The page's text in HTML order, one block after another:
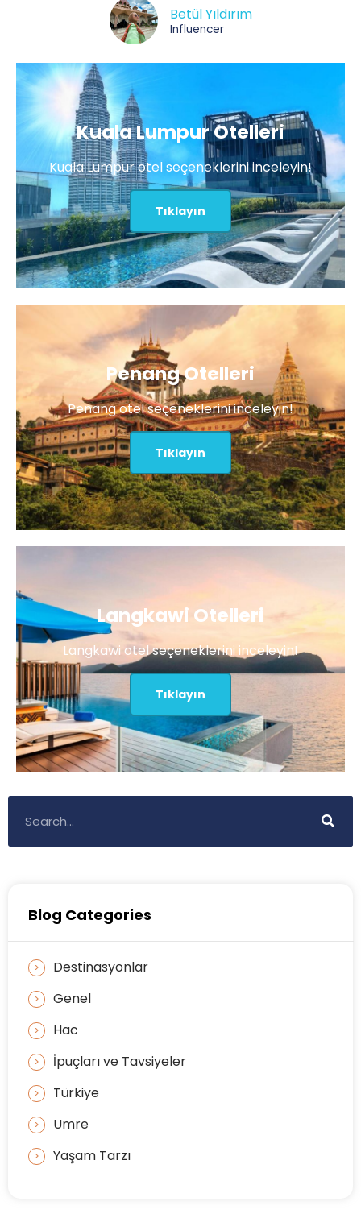
Betül Yıldırım
Influencer
Kuala Lumpur Otelleri
Kuala Lumpur otel seçeneklerini inceleyin!
Tıklayın
Penang Otelleri
Penang otel seçeneklerini inceleyin!
Tıklayın
Langkawi Otelleri
Langkawi otel seçeneklerini inceleyin!
Tıklayın
Blog Categories
Destinasyonlar
Genel
Hac
İpuçları ve Tavsiyeler
Türkiye
Umre
Yaşam Tarzı